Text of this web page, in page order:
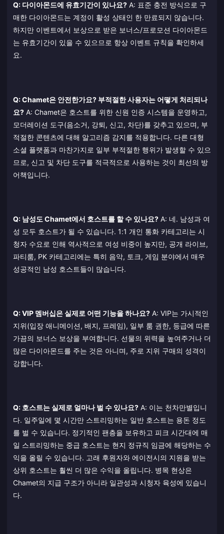
Q: 다이아몬드에 유효기간이 있나요? A: 표준 충전 방식으로 구
매한 다이아몬드는 계정이 활성 상태인 한 만료되지 않습니다.
하지만 이벤트에서 보상으로 받은 보너스/프로모션 다이아몬드
는 유효기간이 있을 수 있으므로 항상 이벤트 규칙을 확인하세
요.
Q: Chamet은 안전한가요? 부적절한 사용자는 어떻게 처리되나
요? A: Chamet은 호스트를 위한 신원 인증 시스템을 운영하고,
모더레이션 도구(음소거, 강퇴, 신고, 차단)를 갖추고 있으며, 부
적절한 콘텐츠에 대해 알고리즘 감지를 적용합니다. 다른 대형
소셜 플랫폼과 마찬가지로 일부 부적절한 행위가 발생할 수 있으
므로, 신고 및 차단 도구를 적극적으로 사용하는 것이 최선의 방
어책입니다.
Q: 남성도 Chamet에서 호스트를 할 수 있나요? A: 네. 남성과 여
성 모두 호스트가 될 수 있습니다. 1:1 개인 통화 카테고리는 시
청자 수요로 인해 역사적으로 여성 비중이 높지만, 공개 라이브,
파티룸, PK 카테고리에는 특히 음악, 토크, 게임 분야에서 매우
성공적인 남성 호스트들이 많습니다.
Q: VIP 멤버십은 실제로 어떤 기능을 하나요? A: VIP는 가시적인
지위(입장 애니메이션, 배지, 프레임), 일부 룸 권한, 등급에 따른
가끔의 보너스 보상을 부여합니다. 선물의 위력을 높여주거나 더
많은 다이아몬드를 주는 것은 아니며, 주로 지위 구매의 성격이
강합니다.
Q: 호스트는 실제로 얼마나 벌 수 있나요? A: 이는 천차만별입니
다. 일주일에 몇 시간만 스트리밍하는 일반 호스트는 용돈 정도
를 벌 수 있습니다. 정기적인 팬층을 보유하고 피크 시간대에 매
일 스트리밍하는 중급 호스트는 현지 정규직 임금에 해당하는 수
익을 올릴 수 있습니다. 고래 후원자와 에이전시의 지원을 받는
상위 호스트는 훨씬 더 많은 수익을 올립니다. 병목 현상은
Chamet의 지급 구조가 아니라 일관성과 시청자 육성에 있습니
다.